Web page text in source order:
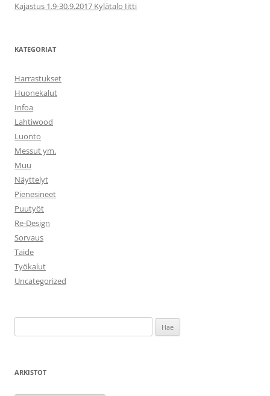
Kajastus 1.9-30.9.2017 Kylätalo Iitti
KATEGORIAT
Harrastukset
Huonekalut
Infoa
Lahtiwood
Luonto
Messut ym.
Muu
Näyttelyt
Pienesineet
Puutyöt
Re-Design
Sorvaus
Taide
Työkalut
Uncategorized
ARKISTOT